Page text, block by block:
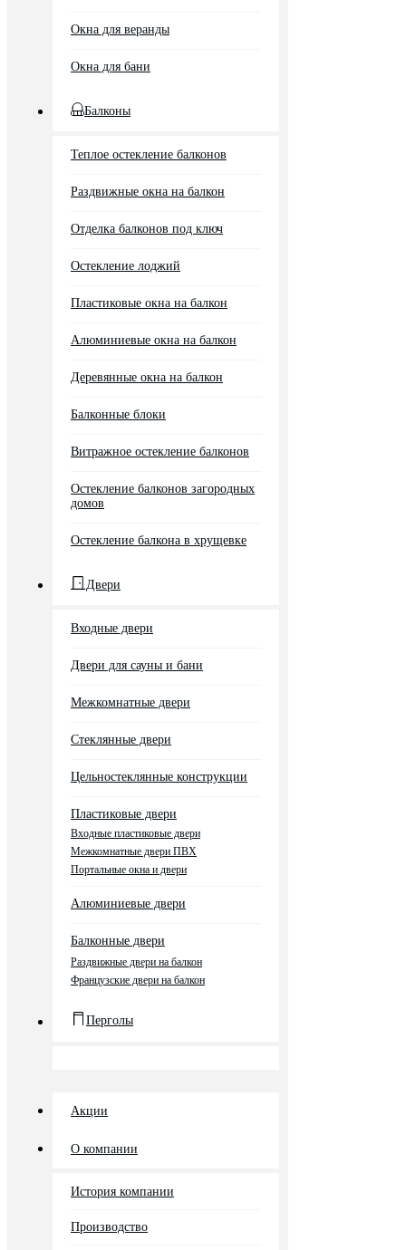
Окна для веранды
Окна для бани
Балконы
Теплое остекление балконов
Раздвижные окна на балкон
Отделка балконов под ключ
Остекление лоджий
Пластиковые окна на балкон
Алюминиевые окна на балкон
Деревянные окна на балкон
Балконные блоки
Витражное остекление балконов
Остекление балконов загородных
домов
Остекление балкона в хрущевке
Двери
Входные двери
Двери для сауны и бани
Межкомнатные двери
Стеклянные двери
Цельностеклянные конструкции
Пластиковые двери
Входные пластиковые двери
Межкомнатные двери ПВХ
Портальные окна и двери
Алюминиевые двери
Балконные двери
Раздвижные двери на балкон
Французские двери на балкон
Перголы
Акции
О компании
История компании
Производство